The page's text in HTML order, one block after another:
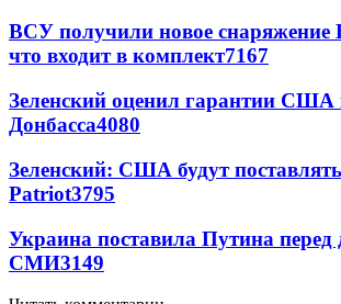
ВСУ получили новое снаряжение
что входит в комплект7167
Зеленский оценил гарантии США
Донбасса4080
Зеленский: США будут
Patriot3795
Украина поставила Путина
СМИ3149